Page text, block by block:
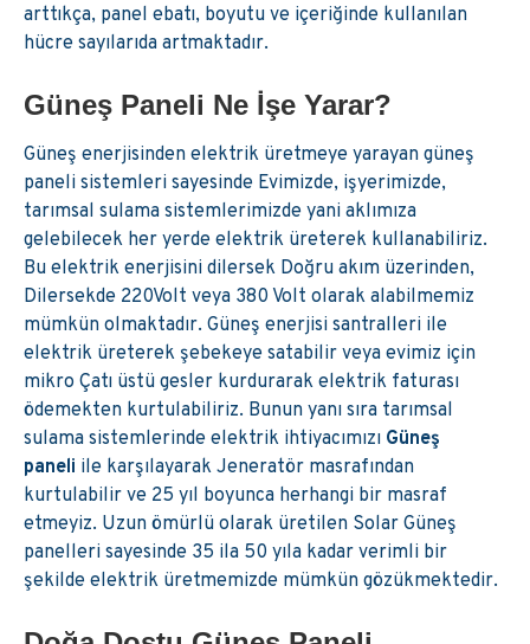
arttıkça, panel ebatı, boyutu ve içeriğinde kullanılan
hücre sayılarıda artmaktadır.
Güneş Paneli Ne İşe Yarar?
Güneş enerjisinden elektrik üretmeye yarayan güneş
paneli sistemleri sayesinde Evimizde, işyerimizde,
tarımsal sulama sistemlerimizde yani aklımıza
gelebilecek her yerde elektrik üreterek kullanabiliriz.
Bu elektrik enerjisini dilersek Doğru akım üzerinden,
Dilersekde 220Volt veya 380 Volt olarak alabilmemiz
mümkün olmaktadır. Güneş enerjisi santralleri ile
elektrik üreterek şebekeye satabilir veya evimiz için
mikro Çatı üstü gesler kurdurarak elektrik faturası
ödemekten kurtulabiliriz. Bunun yanı sıra tarımsal
sulama sistemlerinde elektrik ihtiyacımızı Güneş
paneli ile karşılayarak Jeneratör masrafından
kurtulabilir ve 25 yıl boyunca herhangi bir masraf
etmeyiz. Uzun ömürlü olarak üretilen Solar Güneş
panelleri sayesinde 35 ila 50 yıla kadar verimli bir
şekilde elektrik üretmemizde mümkün gözükmektedir.